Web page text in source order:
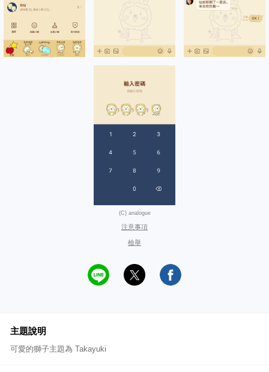
(C) analogue
注意事項
檢舉
主題說明
可愛的獅子主題為 Takayuki